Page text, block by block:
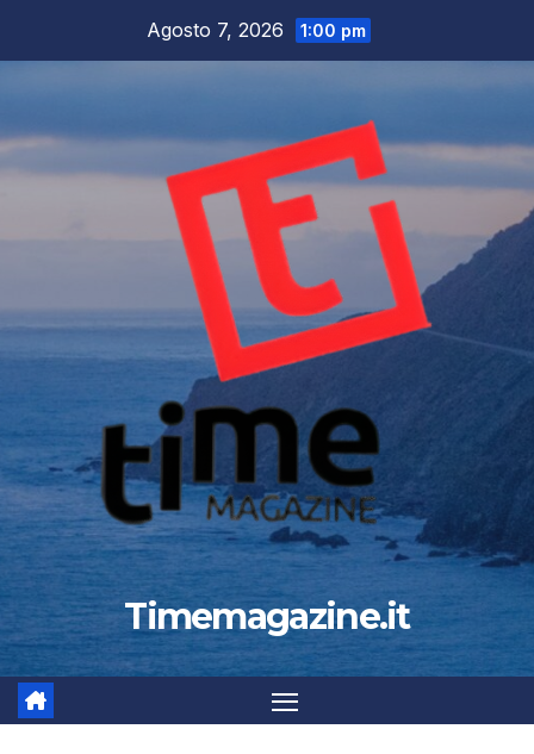
Agosto 7, 2026 1:00 pm
Timemagazine.it